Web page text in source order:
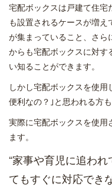
宅配ボックスは戸建て住宅
も設置されるケースが増
が集まっていること、さら
からも宅配ボックスに対
い知ることができます。
しかし宅配ボックスを使
便利なの？｣と思われる方
実際に宅配ボックスを使
ます。
“家事や育児に追わ
てもすぐに対応でき